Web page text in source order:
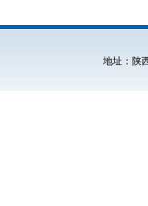
地址：陕